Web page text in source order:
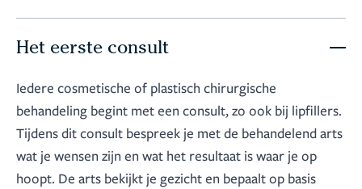
Het eerste consult
Iedere cosmetische of plastisch chirurgische
behandeling begint met een consult, zo ook bij lipfillers.
Tijdens dit consult bespreek je met de behandelend arts
wat je wensen zijn en wat het resultaat is waar je op
hoopt. De arts bekijkt je gezicht en bepaalt op basis